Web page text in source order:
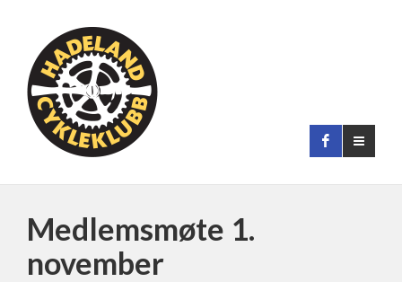
Medlemsmøte 1.
november